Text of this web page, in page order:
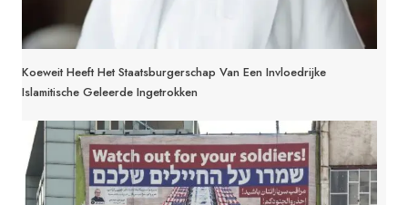
Koeweit Heeft Het Staatsburgerschap Van Een Invloedrijke
Islamitische Geleerde Ingetrokken